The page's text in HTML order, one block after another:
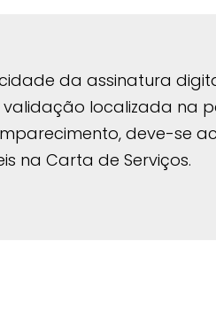
da assinatura
localizada na
deve-se
na Carta de Serviços.